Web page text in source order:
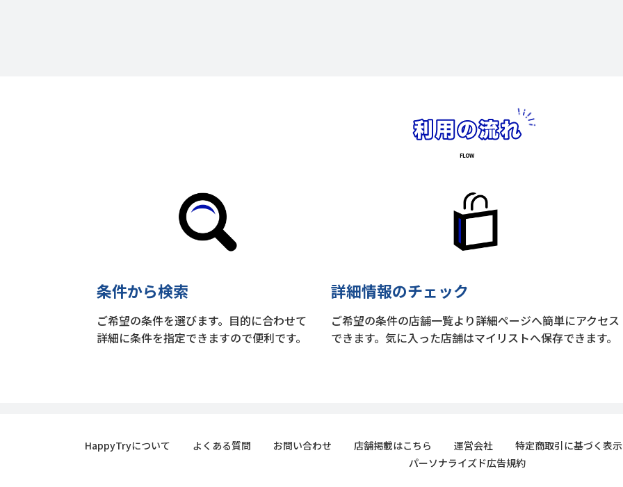
条件から検索
ご希望の条件を選びます。目的に合わせて
詳細に条件を指定できますので便利です。
詳細情報のチェック
ご希望の条件の店舗一覧より詳細ページへ簡単にアクセス
できます。気に入った店舗はマイリストへ保存できます。
HappyTryについて よくある質問 お問い合わせ 店舗掲載はこちら 運営会社
特定商取引に基づく表示
パーソナライズド広告規約